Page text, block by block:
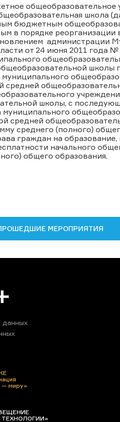
общеобразовательное
школа
бюджетным
в порядке реорганизации
администрации
от 24 июня 2011 года
школы
средней
школы, с
средней
среднего (полного)
граждан на образование,
начального
общего образования.
МЕРОПРИЯТИЯ
данных
— миру»
ТЕХНОЛОГИИ»